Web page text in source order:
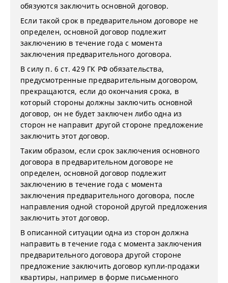
обязуются заключить основной договор.
Если такой срок в предварительном договоре не
определен, основной договор подлежит
заключению в течение года с момента
заключения предварительного договора.
В силу п. 6 ст. 429 ГК РФ обязательства,
предусмотренные предварительным договором,
прекращаются, если до окончания срока, в
который стороны должны заключить основной
договор, он не будет заключен либо одна из
сторон не направит другой стороне предложение
заключить этот договор.
Таким образом, если срок заключения основного
договора в предварительном договоре не
определен, основной договор подлежит
заключению в течение года с момента
заключения предварительного договора, после
направления одной стороной другой предложения
заключить этот договор.
В описанной ситуации одна из сторон должна
направить в течение года с момента заключения
предварительного договора другой стороне
предложение заключить договор купли-продажи
квартиры, например в форме письменного